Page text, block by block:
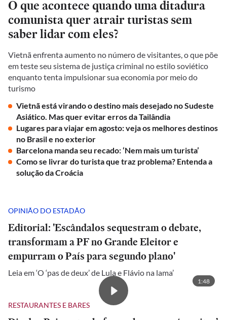
O que acontece quando uma ditadura
comunista quer atrair turistas sem
saber lidar com eles?
Vietnã enfrenta aumento no número de visitantes, o que põe
em teste seu sistema de justiça criminal no estilo soviético
enquanto tenta impulsionar sua economia por meio do
turismo
Vietnã está virando o destino mais desejado no Sudeste
Asiático. Mas quer evitar erros da Tailândia
Lugares para viajar em agosto: veja os melhores destinos
no Brasil e no exterior
Barcelona manda seu recado: ‘Nem mais um turista’
Como se livrar do turista que traz problema? Entenda a
solução da Croácia
OPINIÃO DO ESTADÃO
Editorial: 'Escândalos sequestram o debate,
transformam a PF no Grande Eleitor e
empurram o País para segundo plano'
Leia em ‘O ‘pas de deux’ de Lula e Flávio na lama’
1:48
RESTAURANTES E BARES